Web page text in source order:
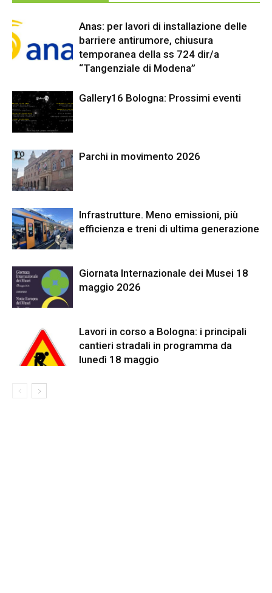
Anas: per lavori di installazione delle
barriere antirumore, chiusura
temporanea della ss 724 dir/a
“Tangenziale di Modena”
Gallery16 Bologna: Prossimi eventi
Parchi in movimento 2026
Infrastrutture. Meno emissioni, più
efficienza e treni di ultima generazione
Giornata Internazionale dei Musei 18
maggio 2026
Lavori in corso a Bologna: i principali
cantieri stradali in programma da
lunedì 18 maggio